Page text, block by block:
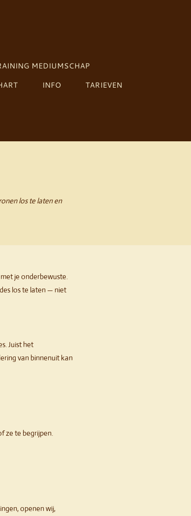
MEDIUMSCHAP
INFO
TARIEVEN
los te laten en
je onderbewuste.
los te laten — niet
Juist het
van binnenuit kan
ze te begrijpen.
openen wij,